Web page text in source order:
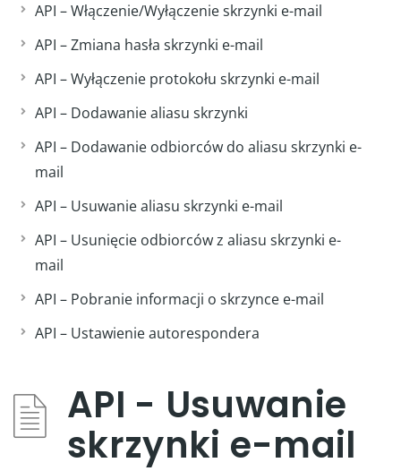
API – Włączenie/Wyłączenie skrzynki e-mail
API – Zmiana hasła skrzynki e-mail
API – Wyłączenie protokołu skrzynki e-mail
API – Dodawanie aliasu skrzynki
API – Dodawanie odbiorców do aliasu skrzynki e-
mail
API – Usuwanie aliasu skrzynki e-mail
API – Usunięcie odbiorców z aliasu skrzynki e-
mail
API – Pobranie informacji o skrzynce e-mail
API – Ustawienie autorespondera
API - Usuwanie
skrzynki e-mail